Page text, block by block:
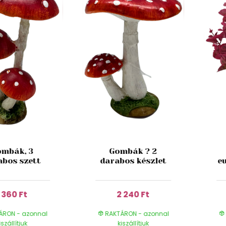
3
szett
360 Ft
- azonnal
Gombák ? 2
darabos készlet
2 240 Ft
RAKTÁRON - azonnal
kiszállítjuk